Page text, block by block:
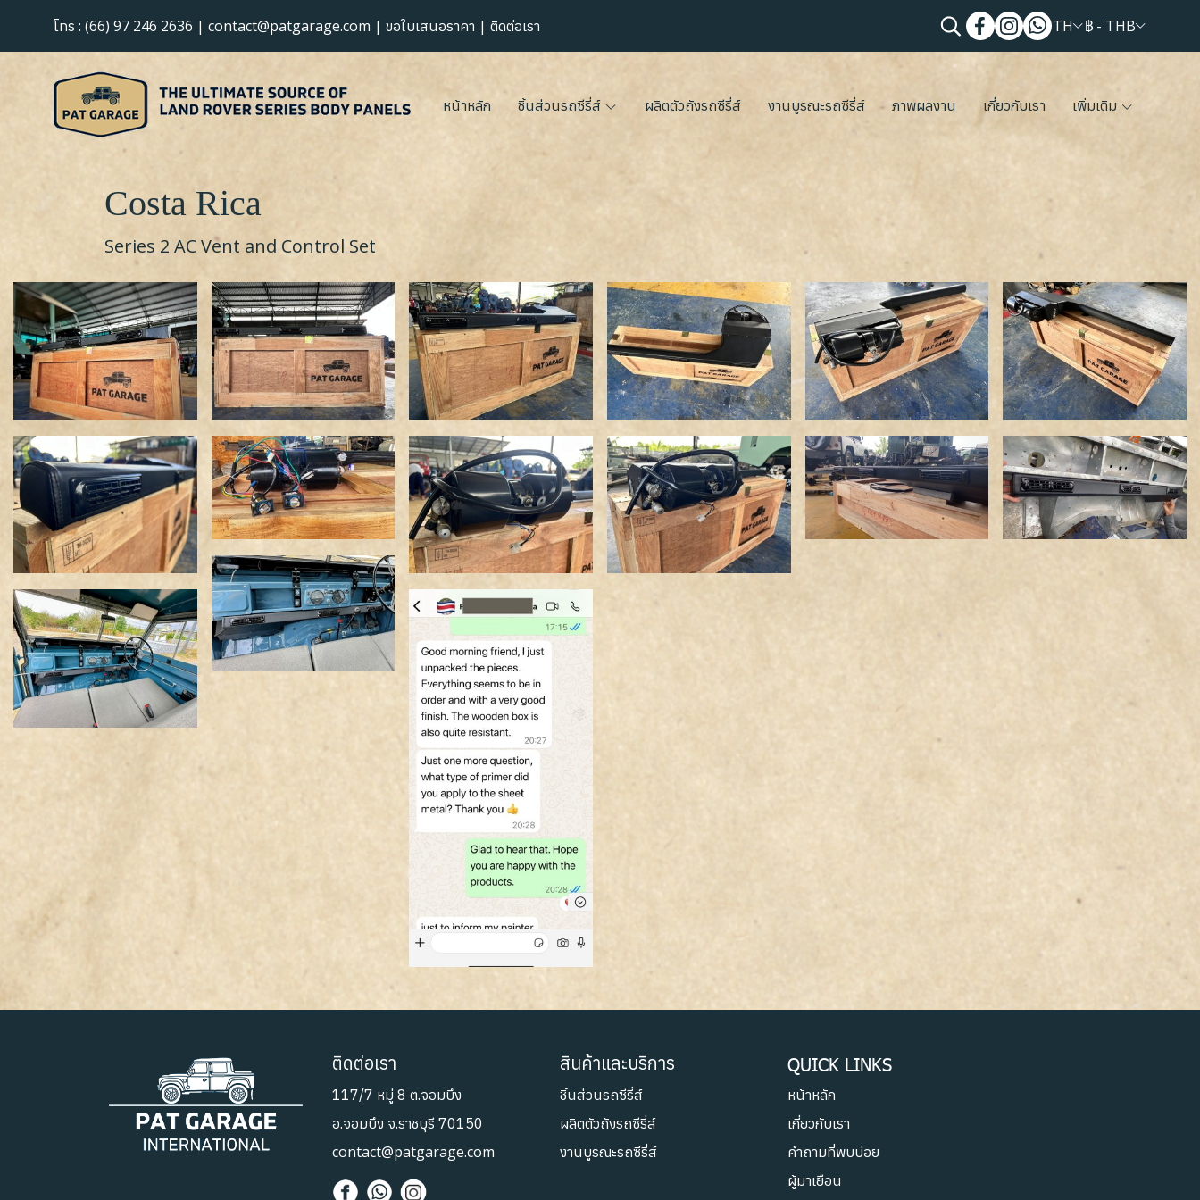
โทร : (66) 97 246 2636 | contact@patgarage.com | ขอใบเสนอราคา | ติดต่อเรา TH ฿ - THB
หน้าหลัก ชิ้นส่วนรถซีรี่ส์ ผลิตตัวถังรถซีรี่ส์ งานบูรณะรถซีรี่ส์ ภาพผลงาน เกี่ยวกับเรา เพิ่มเติม
Costa Rica
Series 2 AC Vent and Control Set
ติดต่อเรา
117/7 หมู่ 8 ต.จอมบึง
อ.จอมบึง จ.ราชบุรี 70150
contact@patgarage.com
สินค้าและบริการ
ชิ้นส่วนรถซีรี่ส์
ผลิตตัวถังรถซีรี่ส์
งานบูรณะรถซีรี่ส์
QUICK LINKS
หน้าหลัก
เกี่ยวกับเรา
คำถามที่พบบ่อย
ผู้มาเยือน